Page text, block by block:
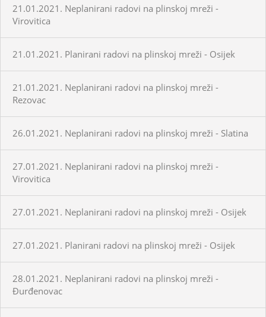
21.01.2021. Neplanirani radovi na plinskoj mreži -
Virovitica
21.01.2021. Planirani radovi na plinskoj mreži - Osijek
21.01.2021. Neplanirani radovi na plinskoj mreži -
Rezovac
26.01.2021. Neplanirani radovi na plinskoj mreži - Slatina
27.01.2021. Neplanirani radovi na plinskoj mreži -
Virovitica
27.01.2021. Neplanirani radovi na plinskoj mreži - Osijek
27.01.2021. Planirani radovi na plinskoj mreži - Osijek
28.01.2021. Neplanirani radovi na plinskoj mreži -
Đurđenovac